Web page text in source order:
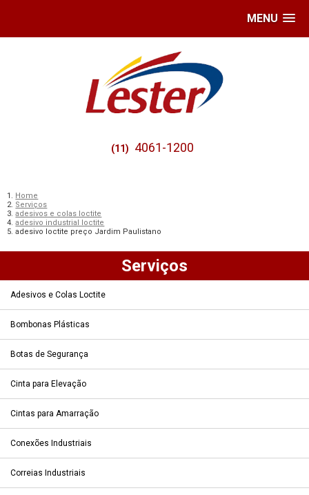
MENU
(11) 4061-1200
Home
Serviços
adesivos e colas loctite
adesivo industrial loctite
adesivo loctite preço Jardim Paulistano
Serviços
Adesivos e Colas Loctite
Bombonas Plásticas
Botas de Segurança
Cinta para Elevação
Cintas para Amarração
Conexões Industriais
Correias Industriais